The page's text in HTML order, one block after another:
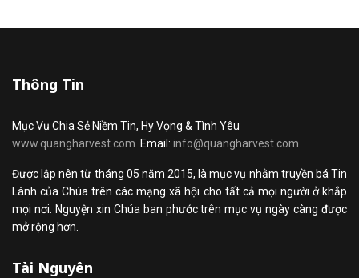
Thông Tin
Mục Vụ Chia Sẻ Niềm Tin, Hy Vọng & Tình Yêu
www.quangharvest.com Email: info@quangharvest.com
Được lập nên từ tháng 05 năm 2015, là mục vụ nhằm truyền bá Tin
Lành của Chúa trên các mạng xã hội cho tất cả mọi người ở khắp
mọi nơi. Nguyện xin Chúa ban phước trên mục vụ ngày càng được
mở rộng hơn.
Tài Nguyên